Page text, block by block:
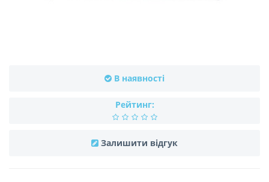
В наявності
Рейтинг:
Залишити відгук